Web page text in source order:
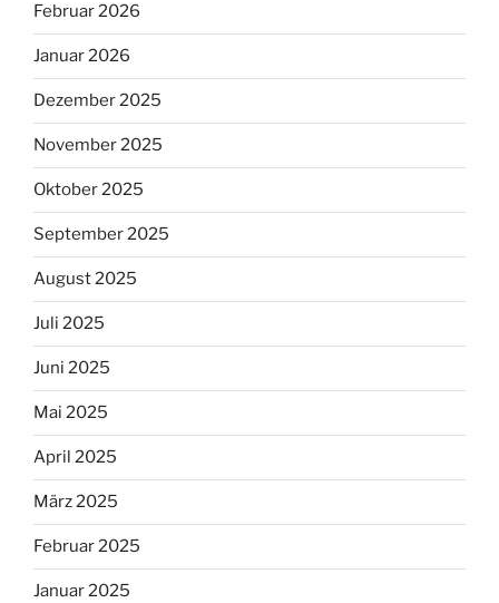
Februar 2026
Januar 2026
Dezember 2025
November 2025
Oktober 2025
September 2025
August 2025
Juli 2025
Juni 2025
Mai 2025
April 2025
März 2025
Februar 2025
Januar 2025